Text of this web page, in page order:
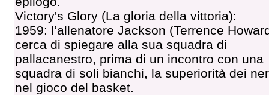
Victory's Glory (La gloria della vittoria):
1959: l’allenatore Jackson (Terrence
cerca di spiegare alla sua squadra di
pallacanestro, prima di un incontro con una
squadra di soli bianchi, la superiorità dei
nel gioco del basket.